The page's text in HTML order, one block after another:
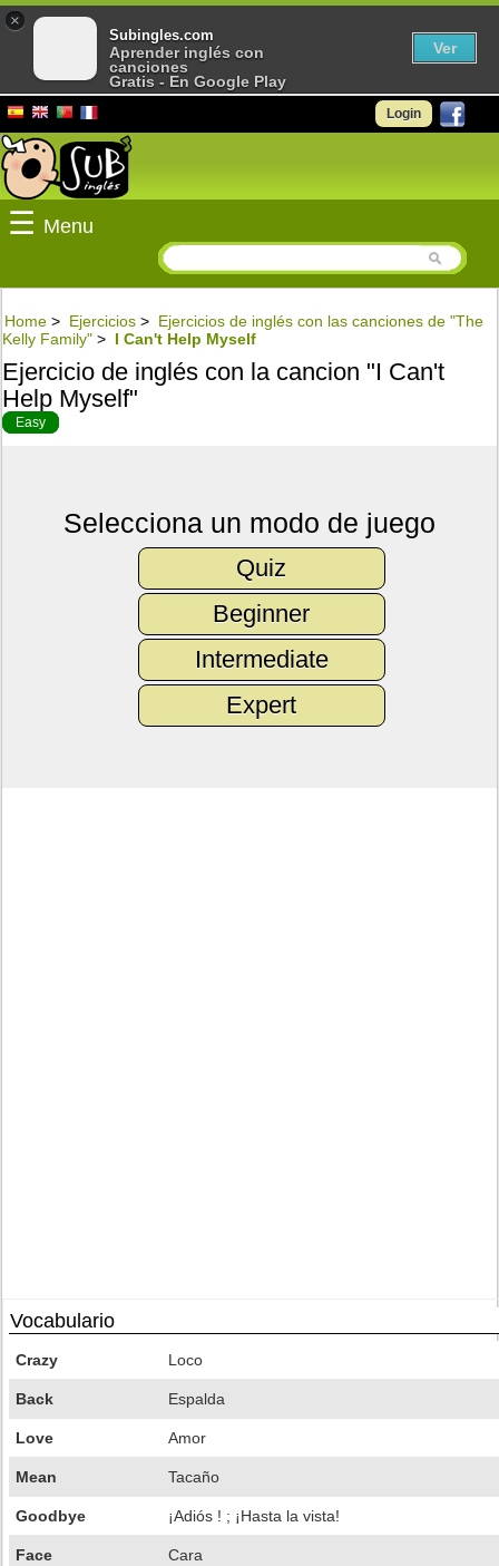
Login
☰ Menu
Home > Ejercicios > Ejercicios de inglés con las canciones de "The
Kelly Family" > I Can't Help Myself
Ejercicio de inglés con la cancion "I Can't
Help Myself"
Easy
Selecciona un modo de juego
Quiz
Beginner
Intermediate
Expert
Vocabulario
Crazy Loco
Back Espalda
Love Amor
Mean Tacaño
Goodbye ¡Adiós ! ; ¡Hasta la vista!
Face Cara
×
Subingles.com
Aprender inglés con
canciones
Gratis - En Google Play
Ver